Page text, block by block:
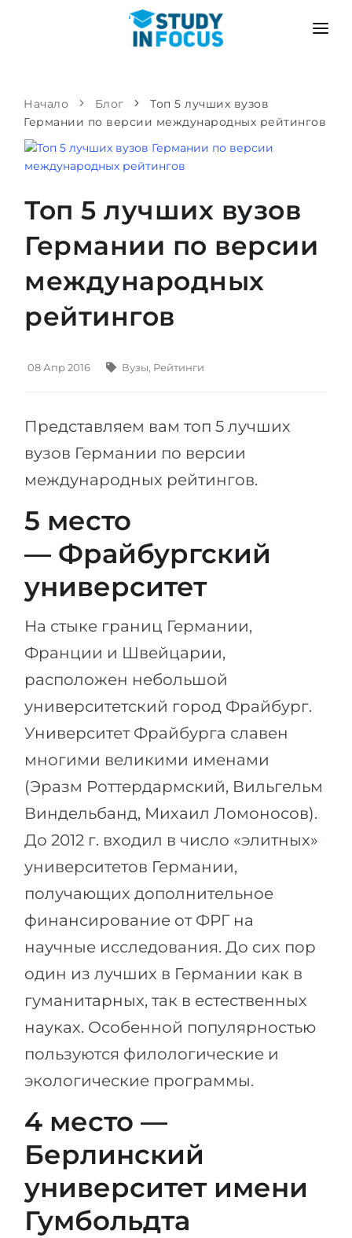
Университеты
Бакалавриат и магистратура
Пропедевтика
ЯЗЫКОВЫЕ ШКОЛЫ
Языковые школы
Языковые курсы
Языковая виза
Штудиенколлеги
Курсы штудиенколлег
Freshman / Foundation
Подготовка к вузу
Специальные курсы
Математика
Портфолио
ГЕОГРАФИЯ
Земли
Города
ПРОФЕССИИ
Профессии
Специальности
Примеры вакансий
КАРЬЕРНОЕ ОРИЕНТИРОВАНИЕ
Тест RIASEC
Успехна
100%
Наши студенты успешно поступают
КОНСУЛЬТАЦИЯ!
ПОСТУПЛЕНИЕ
СЦЕНАРИЙ
Поступить после школы
Магистратура в Германии
Второе высшее
С гарантией зачисления
Штудиенколлег
Второе Высшее
ПОСТУПАЕМ ПОСЛЕ...
Школы 12 классов (NIS)
Колледжа
IB-Diploma
2-3 курса
Бакалавриата
Магистратуры
ПОСТУПАЕМ НА...
Медицина
Инженерия
Физика
Менеджмент
Другая специальность
Азербайджан
Армения
Беларусь
МЕТОДИКА
УСЛУГИ
Начало Блог
Топ 5 лучших вузов
Германии по версии международных рейтингов
Топ 5 лучших вузов
Германии по версии
международных
рейтингов
08 Апр 2016 Вузы, Рейтинги
Представляем вам топ 5 лучших
вузов Германии по версии
международных рейтингов.
5 место
— Фрайбургский
университет
На стыке границ Германии,
Франции и Швейцарии,
расположен небольшой
университетский город Фрайбург.
Университет Фрайбурга славен
многими великими именами
(Эразм Роттердармский, Вильгельм
Виндельбанд, Михаил Ломоносов).
До 2012 г. входил в число «элитных»
университетов Германии,
получающих дополнительное
финансирование от ФРГ на
научные исследования. До сих пор
один из лучших в Германии как в
гуманитарных, так в естественных
науках. Особенной популярностью
пользуются филологические и
экологические программы.
4 место —
Берлинский
университет имени
Гумбольдта